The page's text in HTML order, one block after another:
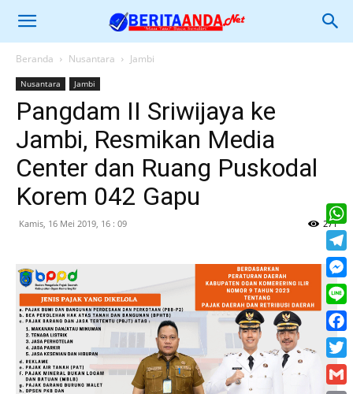
Beranda Nusantara Jambi
Nusantara Jambi
Pangdam II Sriwijaya ke
Jambi, Resmikan Media
Center dan Ruang Puskodal
Korem 042 Gapu
Kamis, 16 Mei 2019, 16 : 09 271
Line